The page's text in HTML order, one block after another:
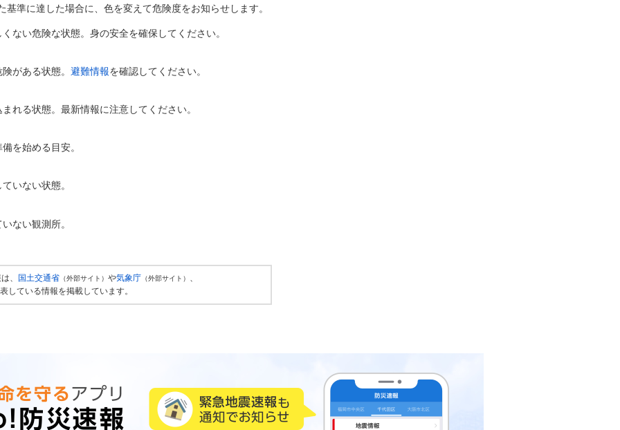
準に達した場合に、色を変えて危険度をお知らせします。
ない危険な状態。身の安全を確保してください。
がある状態。 避難情報を確認してください。
れる状態。最新情報に注意してください。
を始める目安。
いない状態。
ない観測所。
、 国土交通省 （外部サイト） や気象庁 （外部サイト） 、
している情報を掲載しています。